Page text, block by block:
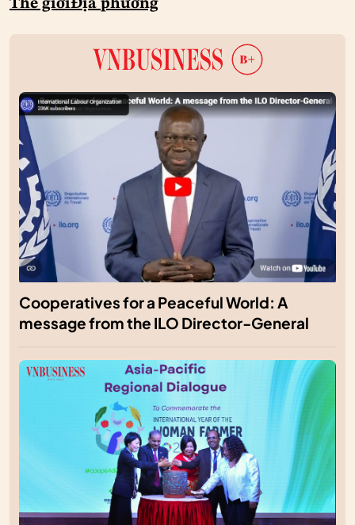
Thế giớiĐịa phương
Cooperatives for a Peaceful World: A
message from the ILO Director-General